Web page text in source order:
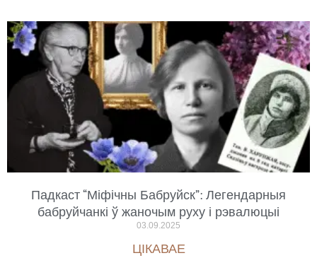
Падкаст “Міфічны Бабруйск”: Легендарныя
бабруйчанкі ў жаночым руху і рэвалюцыі
03.09.2025
ЦІКАВАЕ